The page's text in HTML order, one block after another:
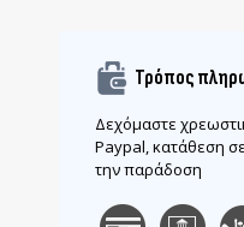
Τρόπος
Δεχόμαστε
Paypal, κατάθεση
την παράδοση